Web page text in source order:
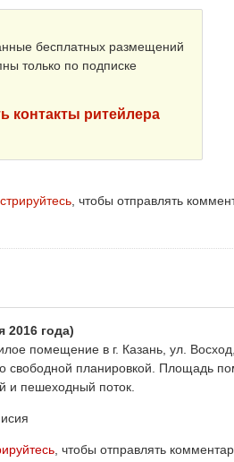
бесплатных размещений
только по подписке
контакты ритейлера
, чтобы отправлять
2016 года)
помещение в г. Казань, ул.
свободной планировкой. Площадь
и пешеходный поток.
, чтобы отправлять